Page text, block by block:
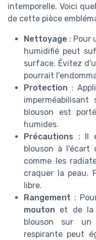
intemporelle. Voici
de cette pièce
Nettoyage : Pour
humidifié peut
surface. Évitez
pourrait
Protection :
blouson est
humides.
Précautions : Il
blouson à l'écart
comme les
craquer la peau.
libre.
Rangement :
mouton et de la
blouson sur un
respirante peut